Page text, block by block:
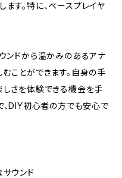
す。特に、ベースプレイヤ
ンドから温かみのあるアナ
ことができます。自身の手
しさを体験できる機会を手
、DIY初心者の方でも安心で
サウンド